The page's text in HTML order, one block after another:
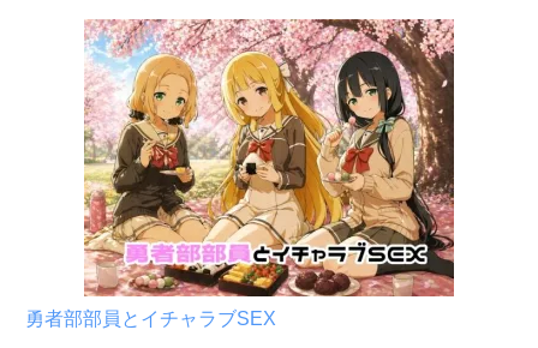
勇者部部員とイチャラブSEX